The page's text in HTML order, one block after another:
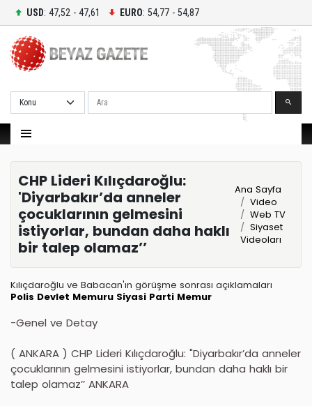
USD: 47,52 - 47,61 EURO: 54,77 - 54,87
Ara
CHP Lideri Kılıçdaroğlu:
'Diyarbakır’da anneler
çocuklarının gelmesini
istiyorlar, bundan daha haklı
bir talep olamaz’’
Ana Sayfa
Video
Web TV
Siyaset
Videoları
Kılıçdaroğlu ve Babacan'ın görüşme sonrası açıklamaları
Polis Devlet Memuru Siyasi Parti Memur
-Genel ve Detay
( ANKARA ) CHP Lideri Kılıçdaroğlu: "Diyarbakır’da anneler
çocuklarının gelmesini istiyorlar, bundan daha haklı bir
talep olamaz’’ ANKARA